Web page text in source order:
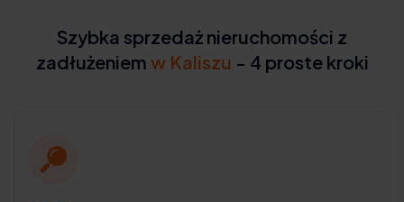
Szybka sprzedaż nieruchomości z
zadłużeniem w Kaliszu - 4 proste kroki